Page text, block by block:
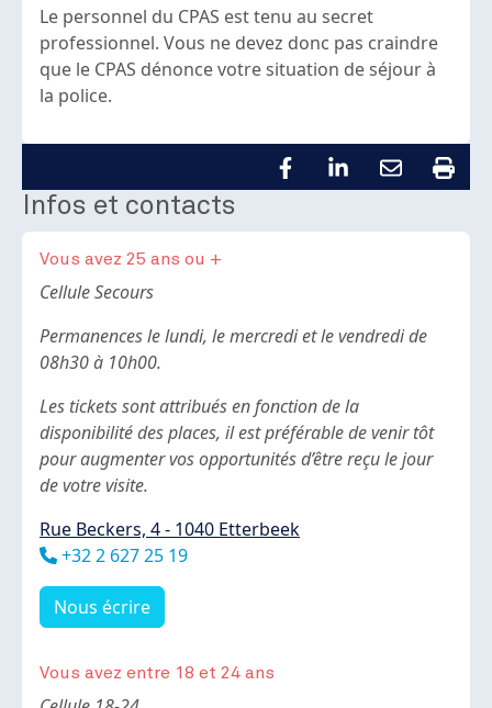
Le personnel du CPAS est tenu au secret
professionnel. Vous ne devez donc pas craindre
que le CPAS dénonce votre situation de séjour à
la police.
Infos et contacts
Vous avez 25 ans ou +
Body
Cellule Secours
Permanences le lundi, le mercredi et le vendredi de
08h30 à 10h00.
Les tickets sont attribués en fonction de la
disponibilité des places, il est préférable de venir tôt
pour augmenter vos opportunités d’être reçu le jour
de votre visite.
Rue Beckers, 4 - 1040 Etterbeek
Téléphone
+32 2 627 25 19
Nous écrire
Vous avez entre 18 et 24 ans